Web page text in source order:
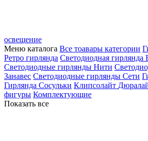
освещение
Меню каталога Все тоавары категории
Ретро гирлянда Светодиодная гирлянда
Светодиодные гирлянды Нити
Занавес Светодиодные гирлянды Сети
Гирлянда Сосульки Клипсолайт
фигуры Комплектующие
Показать все